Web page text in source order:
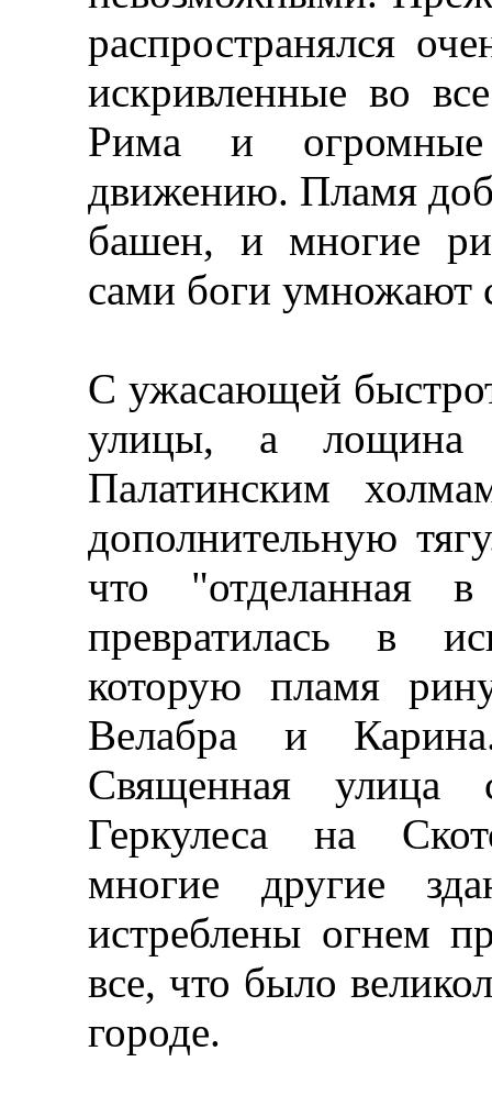
распространялся
искривленные во
Рима и огромные
движению. Пламя
башен, и многие
сами боги умножают
С ужасающей
улицы, а лощина
Палатинским
дополнительную
что "отделанная
превратилась в
которую пламя
Велабра и
Священная
Геркулеса на
многие другие
истреблены огнем
все, что было
городе.